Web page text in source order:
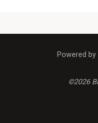
Powered by
©2026